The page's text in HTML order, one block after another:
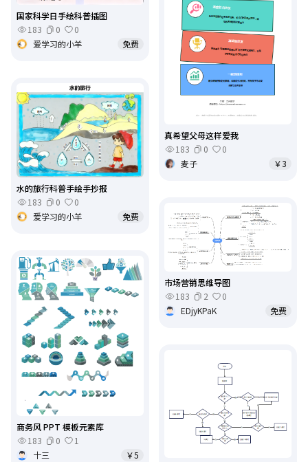
真希望父母这样爱我
183
0
0
麦子
￥3
国家科学日手绘科普插图
183
0
0
爱学习的小羊
免费
水的旅行科普手绘手抄报
183
0
0
爱学习的小羊
免费
市场营销思维导图
183
2
0
EDjyKPaK
免费
商务风 PPT 模板元素库
183
0
1
十三
￥5